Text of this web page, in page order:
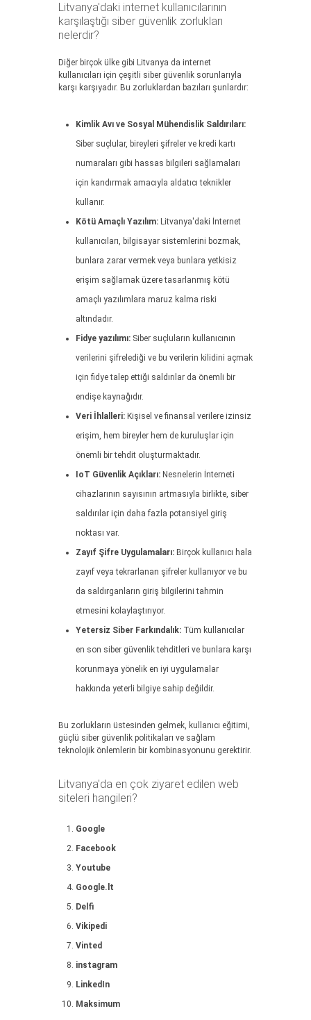
Litvanya'daki internet kullanıcılarının
karşılaştığı siber güvenlik zorlukları
nelerdir?
Diğer birçok ülke gibi Litvanya da internet
kullanıcıları için çeşitli siber güvenlik sorunlarıyla
karşı karşıyadır. Bu zorluklardan bazıları şunlardır:
Kimlik Avı ve Sosyal Mühendislik Saldırıları:
Siber suçlular, bireyleri şifreler ve kredi kartı
numaraları gibi hassas bilgileri sağlamaları
için kandırmak amacıyla aldatıcı teknikler
kullanır.
Kötü Amaçlı Yazılım: Litvanya'daki İnternet
kullanıcıları, bilgisayar sistemlerini bozmak,
bunlara zarar vermek veya bunlara yetkisiz
erişim sağlamak üzere tasarlanmış kötü
amaçlı yazılımlara maruz kalma riski
altındadır.
Fidye yazılımı: Siber suçluların kullanıcının
verilerini şifrelediği ve bu verilerin kilidini açmak
için fidye talep ettiği saldırılar da önemli bir
endişe kaynağıdır.
Veri İhlalleri: Kişisel ve finansal verilere izinsiz
erişim, hem bireyler hem de kuruluşlar için
önemli bir tehdit oluşturmaktadır.
IoT Güvenlik Açıkları: Nesnelerin İnterneti
cihazlarının sayısının artmasıyla birlikte, siber
saldırılar için daha fazla potansiyel giriş
noktası var.
Zayıf Şifre Uygulamaları: Birçok kullanıcı hala
zayıf veya tekrarlanan şifreler kullanıyor ve bu
da saldırganların giriş bilgilerini tahmin
etmesini kolaylaştırıyor.
Yetersiz Siber Farkındalık: Tüm kullanıcılar
en son siber güvenlik tehditleri ve bunlara karşı
korunmaya yönelik en iyi uygulamalar
hakkında yeterli bilgiye sahip değildir.
Bu zorlukların üstesinden gelmek, kullanıcı eğitimi,
güçlü siber güvenlik politikaları ve sağlam
teknolojik önlemlerin bir kombinasyonunu gerektirir.
Litvanya'da en çok ziyaret edilen web
siteleri hangileri?
Google
Facebook
Youtube
Google.lt
Delfi
Vikipedi
Vinted
instagram
LinkedIn
Maksimum